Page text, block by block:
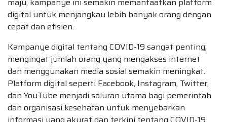
digital untuk menjangkau lebih banyak orang dengan
cepat dan efisien.
Kampanye digital tentang COVID-19 sangat penting,
mengingat jumlah orang yang mengakses internet
dan menggunakan media sosial semakin meningkat.
Platform digital seperti Facebook, Instagram, Twitter,
dan YouTube menjadi saluran utama bagi pemerintah
dan organisasi kesehatan untuk menyebarkan